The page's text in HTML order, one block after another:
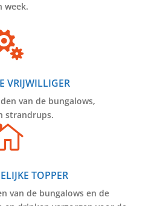
week.
VRIJWILLIGER
van de bungalows,
strandrups.
TOPPER
van de bungalows en de